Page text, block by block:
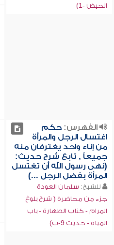
الحيض -1)
الفهرس:حكم
اغتسال الرجل والمرأة
من إناء واحد يغترفان منه
جميعاً , تابع شرح حديث:
(نهى رسول الله أن تغتسل
المرأة بفضل الرجل ...)
للشيخ: سلمان العودة
جزء من محاضرة ( شرح بلوغ
المرام - كتاب الطهارة - باب
المياه - حديث 9-ب)